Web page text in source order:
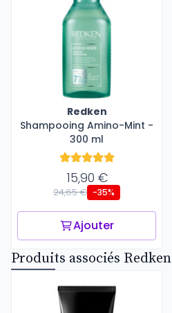
Redken
Shampooing Amino-Mint -
300 ml
15,90 €
24,65 € -35%
Ajouter
Produits associés Redken